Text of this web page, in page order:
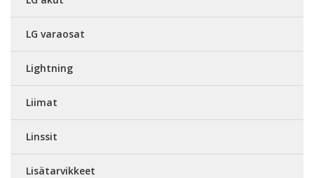
LG varaosat
Lightning
Liimat
Linssit
Lisätarvikkeet